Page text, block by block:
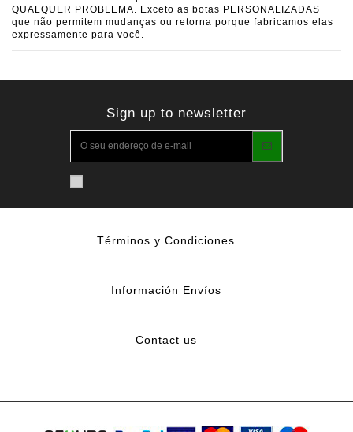
QUALQUER PROBLEMA. Exceto as botas PERSONALIZADAS
que não permitem mudanças ou retorna porque fabricamos elas
expressamente para você.
Sign up to newsletter
Términos y Condiciones
Información Envíos
Contact us